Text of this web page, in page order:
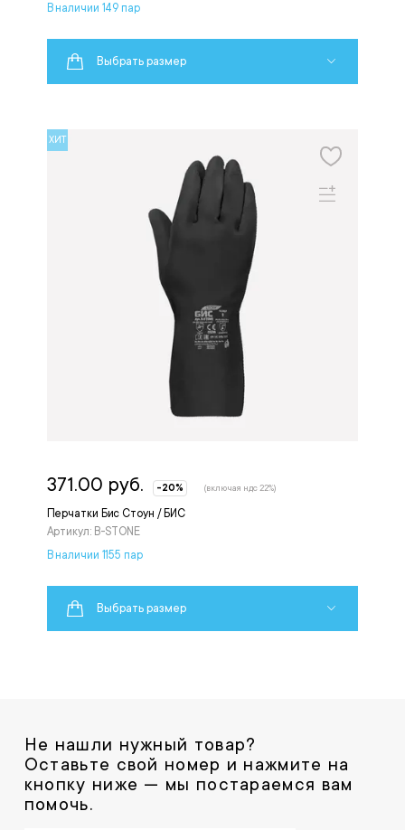
В наличии 149 пар
Выбрать размер
ХИТ
Перчатки Бис Стоун / БИС
Артикул: B-STONE
371.00 руб. -20% (включая ндс 22%)
В наличии 1155 пар
Выбрать размер
Не нашли нужный товар?
Оставьте свой номер и нажмите на
кнопку ниже — мы постараемся вам
помочь.